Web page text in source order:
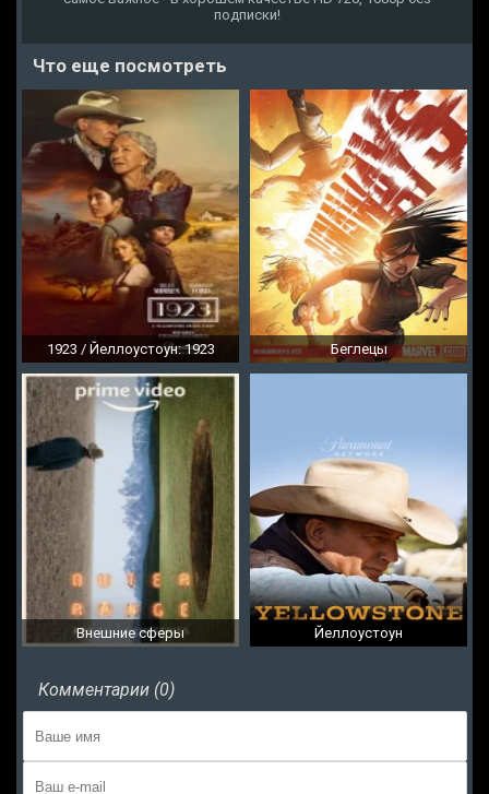
подписки!
Что еще посмотреть
1923 / Йеллоустоун: 1923 Беглецы
Внешние сферы Йеллоустоун
Комментарии (0)